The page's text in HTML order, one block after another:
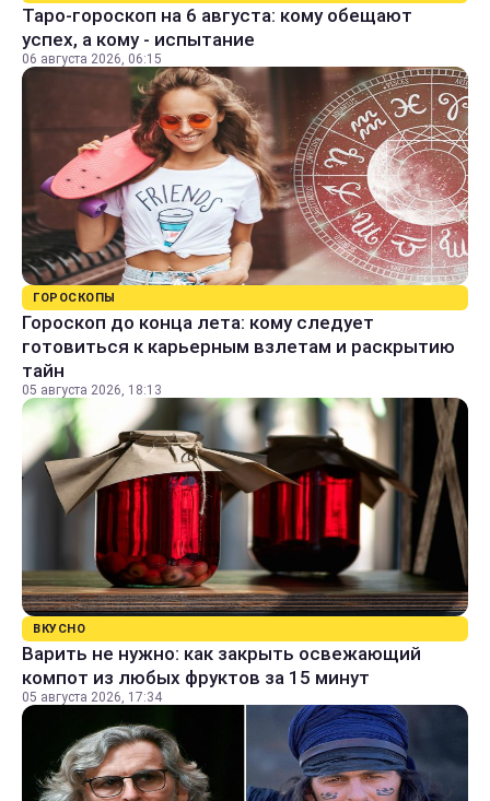
Таро-гороскоп на 6 августа: кому обещают
успех, а кому - испытание
06 августа 2026, 06:15
ГОРОСКОПЫ
Гороскоп до конца лета: кому следует
готовиться к карьерным взлетам и раскрытию
тайн
05 августа 2026, 18:13
ВКУСНО
Варить не нужно: как закрыть освежающий
компот из любых фруктов за 15 минут
05 августа 2026, 17:34